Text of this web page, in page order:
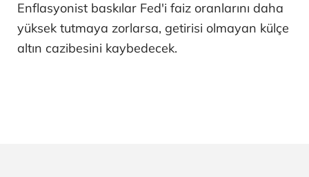
Enflasyonist baskılar Fed'i faiz oranlarını daha
yüksek tutmaya zorlarsa, getirisi olmayan külçe
altın cazibesini kaybedecek.